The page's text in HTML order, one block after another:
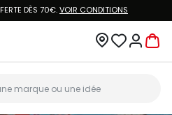
DÈS 70€.VOIR CONDITIONS